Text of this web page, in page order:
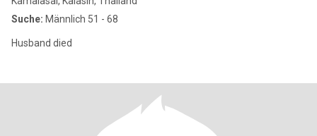
Suche: Männlich 51 - 68
Husband died